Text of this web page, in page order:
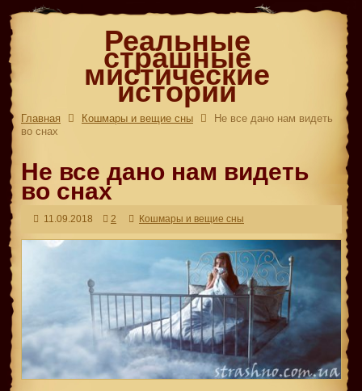
Реальные
страшные
мистические
истории
Главная Кошмары и вещие сны
Не все дано нам видеть
во снах
Не все дано нам видеть
во снах
11.09.2018 2 Кошмары и вещие сны